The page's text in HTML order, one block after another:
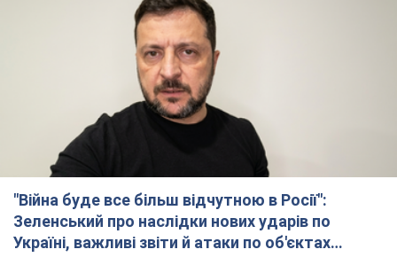
"Війна буде все більш відчутною в Росії":
Зеленський про наслідки нових ударів по
Україні, важливі звіти й атаки по об'єктах